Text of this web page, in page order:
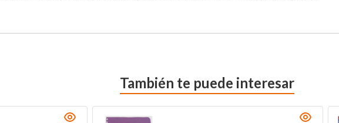
También te puede interesar